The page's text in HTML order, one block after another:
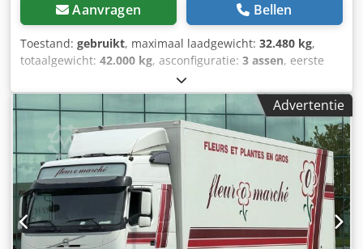
Aanvragen Bellen
Toestand: gebruikt, maximaal laadgewicht: 32.480 kg,
totaalgewicht: 42.000 kg, asconfiguratie: 3 assen, eerste
, volgende keuring (TÜV):
totale lengte:14.100 mm, totale breedte:2.600 mm, totale
hoogte:4.000 mm, Bouwjaar:2011, Informatie in het
Nederlands: Aanvullende informatie: * Bandenmaat |
Eerste as: 385/55 R22.5 * Maximale aslast | Eerste as: 9000
kg * Bandenmaat | Tweede as: 385/55 R22.5 *
Bandenmaat | Derde as: 385/55 R22.5 * Maximale aslast |
Tweede as: 9000 kg * Maximale aslast | Derde as: 9000 kg
* Positie | Eerste as: Achter * Remtype | Eerste as:
Schijfremmen * Ophanging | Eerste as: Luchtvering *
Advertentie